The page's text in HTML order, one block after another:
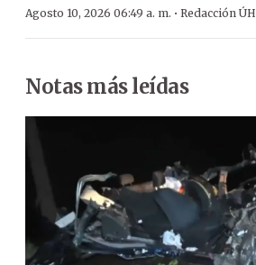
Agosto 10, 2026 06:49 a. m. · Redacción ÚH
Notas más leídas